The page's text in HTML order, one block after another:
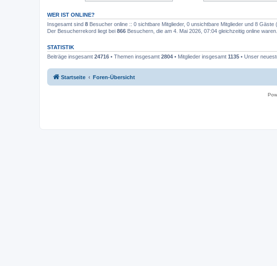
WER IST ONLINE?
Insgesamt sind 8 Besucher online :: 0 sichtbare Mitglieder, 0 unsichtbare Mitglieder und 8
Der Besucherrekord liegt bei 866 Besuchern, die am 4. Mai 2026, 07:04 gleichzeitig online waren.
STATISTIK
Beiträge insgesamt 24716 • Themen insgesamt 2804 • Mitglieder insgesamt 1135 • Unser
Startseite Foren-Übersicht